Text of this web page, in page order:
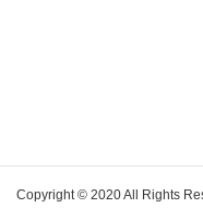
Copyright © 2020 All Rights